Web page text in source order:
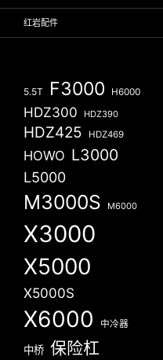
红岩配件
5.5T F3000 H6000
HDZ300 HDZ390
HDZ425 HDZ469
HOWO L3000
L5000
M3000S M6000
X3000
X5000
X5000S
X6000 中冷器
中桥 保险杠